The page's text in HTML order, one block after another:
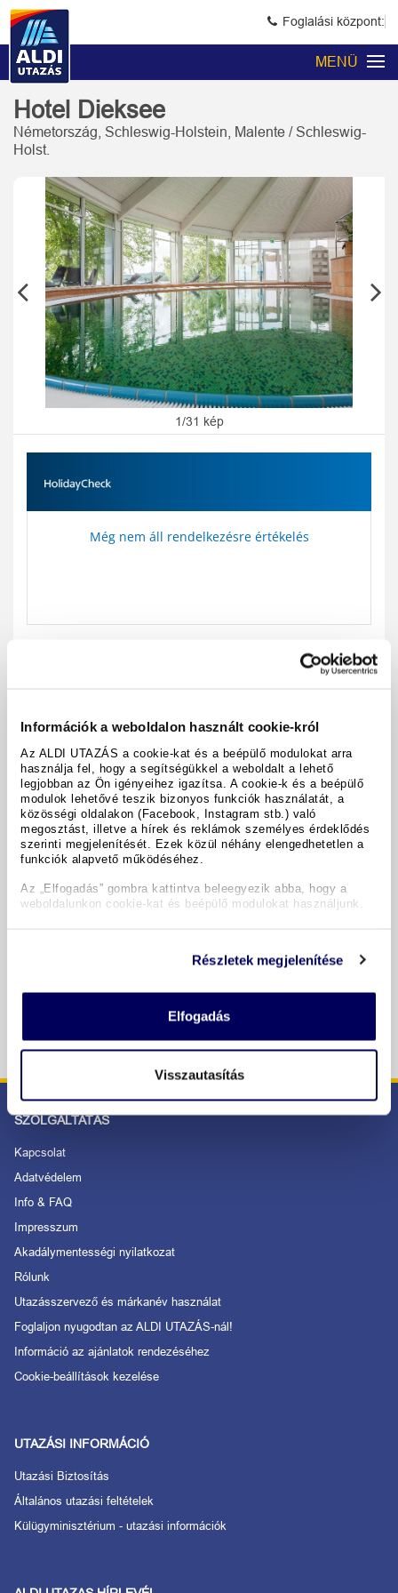
Információk a weboldalon használt cookie-król
Az ALDI UTAZÁS a cookie-kat és a beépülő modulokat arra
használja fel, hogy a segítségükkel a weboldalt a lehető
legjobban az Ön igényeihez igazítsa. A cookie-k és a beépülő
modulok lehetővé teszik bizonyos funkciók használatát, a
közösségi oldalakon (Facebook, Instagram stb.) való
megosztást, illetve a hírek és reklámok személyes érdeklődés
szerinti megjelenítését. Ezek közül néhány elengedhetetlen a
funkciók alapvető működéséhez.
Az „Elfogadás” gombra kattintva beleegyezik abba, hogy a
weboldalunkon cookie-kat és beépülő modulokat használjunk.
Részletek megjelenítése
Elfogadás
Visszautasítás
Foglalási központ:
MENÜ
Hotel Dieksee
Németország, Schleswig-Holstein, Malente / Schleswig-
Holst.
Previous
1/31 kép
Még nem áll rendelkezésre értékelés
nyomtatás
A hotel részletei
Időpontok & árak
Copyright GIATA 2004 - 2026. Multilingual, powered by
www.giata.com for client no. 122148
BIZTONSÁGOS RENDELÉS ÉS FIZETÉS
SZOLGÁLTATÁS
Kapcsolat
Adatvédelem
Info & FAQ
Impresszum
Akadálymentességi nyilatkozat
Rólunk
Utazásszervező és márkanév használat
Foglaljon nyugodtan az ALDI UTAZÁS-nál!
Információ az ajánlatok rendezéséhez
Cookie-beállítások kezelése
UTAZÁSI INFORMÁCIÓ
Utazási Biztosítás
Általános utazási feltételek
Külügyminisztérium - utazási információk